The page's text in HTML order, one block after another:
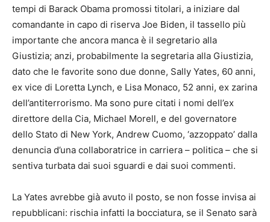
tempi di Barack Obama promossi titolari, a iniziare dal
comandante in capo di riserva Joe Biden, il tassello più
importante che ancora manca è il segretario alla
Giustizia; anzi, probabilmente la segretaria alla Giustizia,
dato che le favorite sono due donne, Sally Yates, 60 anni,
ex vice di Loretta Lynch, e Lisa Monaco, 52 anni, ex zarina
dell’antiterrorismo. Ma sono pure citati i nomi dell’ex
direttore della Cia, Michael Morell, e del governatore
dello Stato di New York, Andrew Cuomo, ‘azzoppato’ dalla
denuncia d’una collaboratrice in carriera – politica – che si
sentiva turbata dai suoi sguardi e dai suoi commenti.
La Yates avrebbe già avuto il posto, se non fosse invisa ai
repubblicani: rischia infatti la bocciatura, se il Senato sarà